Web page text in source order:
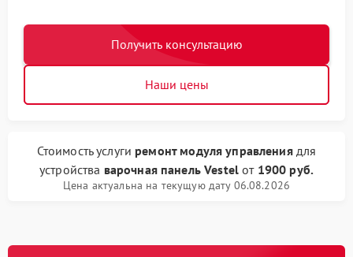
Получить консультацию
Наши цены
Стоимость услуги ремонт модуля управлениядля
устройства варочная панель Vestel от 1900 руб.
Цена актуальна на текущую дату 06.08.2026